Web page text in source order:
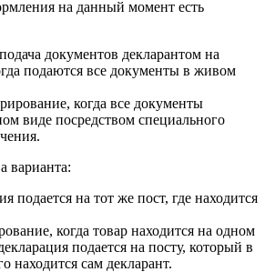
на данный момент есть
документов декларантом на
подаются все документы в живом
когда все документы
виде посредством специального
варианта:
подается на тот же пост, где находится
когда товар находится на одном
подается на посту, который в
находится сам декларант.